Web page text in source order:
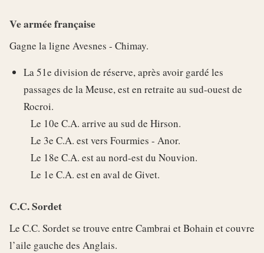
Ve armée française
Gagne la ligne Avesnes - Chimay.
La 51e division de réserve, après avoir gardé les
passages de la Meuse, est en retraite au sud-ouest de
Rocroi.
Le 10e C.A. arrive au sud de Hirson.
Le 3e C.A. est vers Fourmies - Anor.
Le 18e C.A. est au nord-est du Nouvion.
Le 1e C.A. est en aval de Givet.
C.C. Sordet
Le C.C. Sordet se trouve entre Cambrai et Bohain et couvre
l’aile gauche des Anglais.